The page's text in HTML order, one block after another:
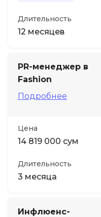
Длительность
12 месяцев
PR-менеджер в
Fashion
Подробнее
Цена
14 819 000 сум
Длительность
3 месяца
Инфлюенс-